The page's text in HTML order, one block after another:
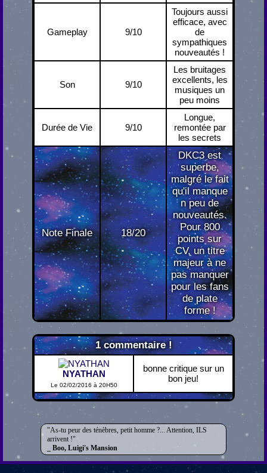
Gameplay 9/10
Toujours aussi
efficace, avec
de
sympathiques
nouveautés !
Son 9/10
Les bruitages
excellents, les
musiques un
peu moins
Durée de Vie 9/10
Longue,
remontée par
les secrets
Note Finale 18/20
DKC3 est
superbe,
malgré le fait
qu'il manque
n peu de
nouveautés.
Pour 800
points sur
CV, un titre
majeur à ne
pas manquer
pour les fans
de plate
forme !
1commentaire !
NYATHAN
Le 02/02/2016 à 20H50
bonne critique sur un
bon jeu!
As-tu peur des ténèbres, petit homme ?... Attention, ILS
arrivent !
Boo, Luigi's Mansion